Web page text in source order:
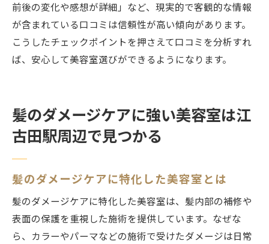
前後の変化や感想が詳細」など、現実的で客観的な情報
が含まれている口コミは信頼性が高い傾向があります。
こうしたチェックポイントを押さえて口コミを分析すれ
ば、安心して美容室選びができるようになります。
髪のダメージケアに強い美容室は江
古田駅周辺で見つかる
髪のダメージケアに特化した美容室とは
髪のダメージケアに特化した美容室は、髪内部の補修や
表面の保護を重視した施術を提供しています。なぜな
ら、カラーやパーマなどの施術で受けたダメージは日常